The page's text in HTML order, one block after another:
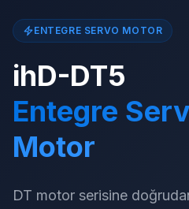
ENTEGRE SERVO MOTOR
ihD-DT5
Entegre
Motor
DT motor serisine